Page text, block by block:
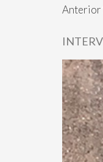
Anterior